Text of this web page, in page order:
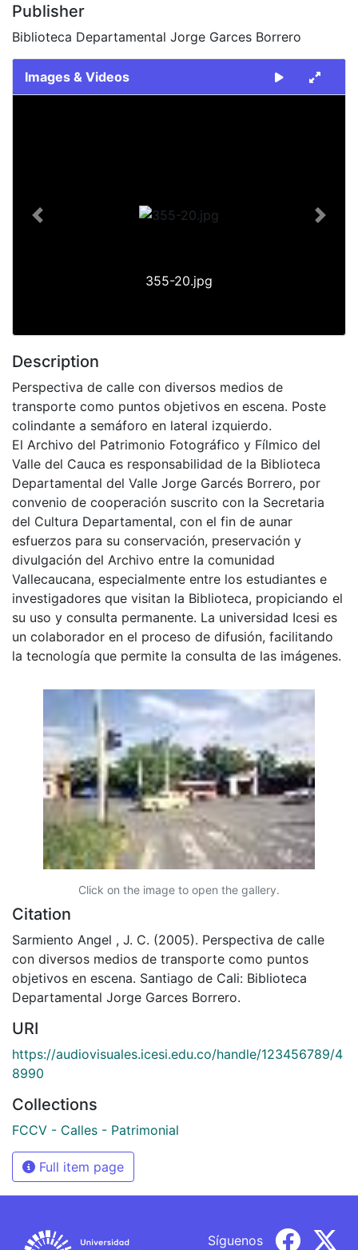
Publisher
Biblioteca Departamental Jorge Garces Borrero
Images & Videos
355-20.jpg
Previous Next
Description
Perspectiva de calle con diversos medios de
transporte como puntos objetivos en escena. Poste
colindante a semáforo en lateral izquierdo.
El Archivo del Patrimonio Fotográfico y Fílmico del
Valle del Cauca es responsabilidad de la Biblioteca
Departamental del Valle Jorge Garcés Borrero, por
convenio de cooperación suscrito con la Secretaria
del Cultura Departamental, con el fin de aunar
esfuerzos para su conservación, preservación y
divulgación del Archivo entre la comunidad
Vallecaucana, especialmente entre los estudiantes e
investigadores que visitan la Biblioteca, propiciando el
su uso y consulta permanente. La universidad Icesi es
un colaborador en el proceso de difusión, facilitando
la tecnología que permite la consulta de las imágenes.
Click on the image to open the gallery.
Citation
Sarmiento Angel , J. C. (2005). Perspectiva de calle
con diversos medios de transporte como puntos
objetivos en escena. Santiago de Cali: Biblioteca
Departamental Jorge Garces Borrero.
URI
https://audiovisuales.icesi.edu.co/handle/123456789/4
8990
Collections
FCCV - Calles - Patrimonial
Full item page
Síguenos